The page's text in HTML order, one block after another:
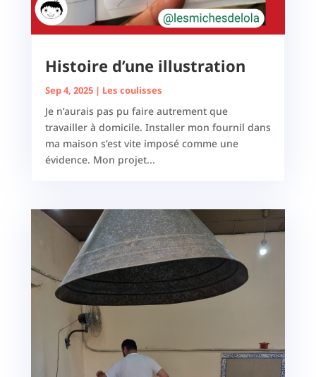
Histoire d’une illustration
Sep 4, 2025| Les coulisses
Je n’aurais pas pu faire autrement que
travailler à domicile. Installer mon fournil dans
ma maison s’est vite imposé comme une
évidence. Mon projet...